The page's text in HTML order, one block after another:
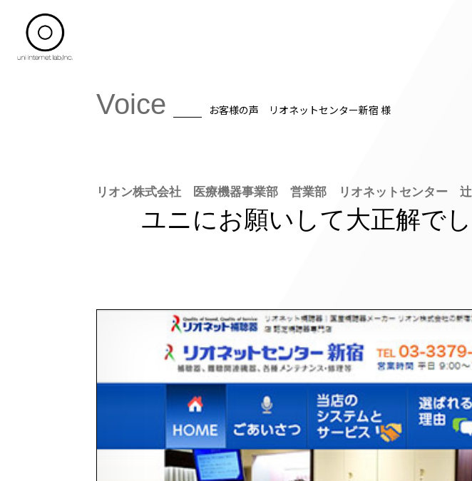
Voice お客様の声 リオネットセンター新宿 様
リオン株式会社 医療機器事業部 営業部 リオネットセンター
ユニにお願いして大正解で